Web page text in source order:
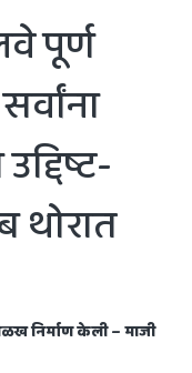
पूर्ण
थोरात
निर्माण केली – माजी